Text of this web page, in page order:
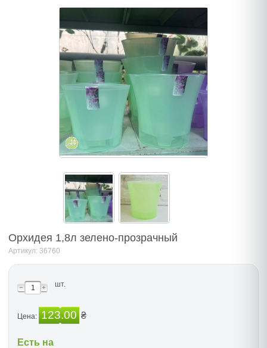
Орхидея 1,8л зелено-прозрачный
Артикул: 36760
шт.
Цена: 123.00 ₴
Есть на